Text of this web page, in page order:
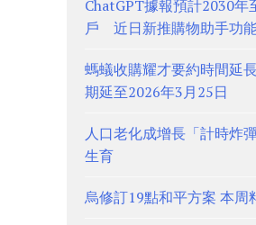
ChatGPT據報預計2030年
戶 近日新推購物助手功
螞蟻收購耀才要約時間延
期延至2026年3月25日
人口老化成增長「計時炸
生育
烏修訂19點和平方案 本周